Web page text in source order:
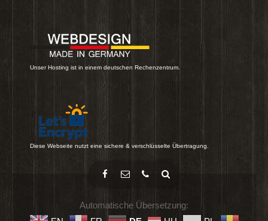
Unser Hosting ist in einem deutschen Rechenzentrum.
Diese Webseite nutzt eine sichere & verschlüsselte Übertragung.
Automatische Übersetzung: